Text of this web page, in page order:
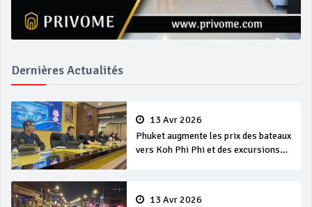
Dernières Actualités
13 Avr 2026
Phuket augmente les prix des bateaux
vers Koh Phi Phi et des excursions
13 Avr 2026